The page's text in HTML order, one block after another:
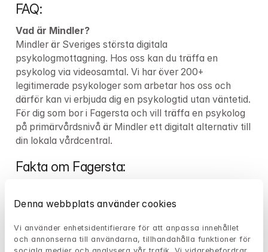
Denna webbplats använder cookies
Vi använder enhetsidentifierare för att anpassa innehållet
och annonserna till användarna, tillhandahålla funktioner för
FAQ:
Vad är Mindler?
Mindler är Sveriges största digitala
psykologmottagning. Hos oss kan du träffa en
psykolog via videosamtal. Vi har över 200+
legitimerade psykologer som arbetar hos oss och
därför kan vi erbjuda dig en psykologtid utan väntetid.
För dig som bor i Fagersta och vill träffa en psykolog
på primärvårdsnivå är Mindler ett digitalt alternativ till
din lokala vårdcentral.
Fakta om Fagersta:
Kommun: Fagersta kommun
Var kan du som lider av psykisk ohälsa i
Fagersta vända dig?